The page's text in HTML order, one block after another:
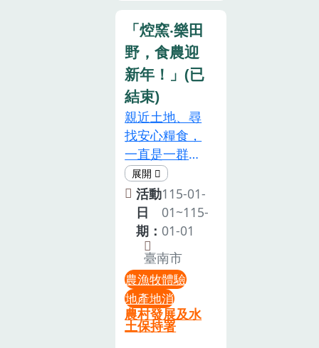
驗（含 1 斤山
藥）。一般
價： $650 (原
價 $800)6 歲
以下： $350
(含便當、
DIY、保險、
遊園車)3 歲以
下： $100 (含
保險及行政費)
備註：山藥秤
重超過 1 斤部
分，依現場時
價補差額（約
$180/斤）
五、 報名與匯
款須知• 報名
本人無法到達
採收，主辦可
接受股東指定
代理人現場採
收（需於開園
前3日告知並
提醒代理人攜
帶身分證件，
供現場確
認），但不得
更換田區及採
收時間；若仍
無法參與採
收，則視同放
棄。➎ 園區將
劃分地塊，如
經發現採拔他
好您的相機、
您的胃、和您
的親子同樂的
心了嗎？童年
回憶殺！懷舊
焢窯「窯」身
一變，霸氣回
歸！停辦了好
幾年，多少人
在敲碗等待？
今年，我們正
式宣佈：【金
陵焢窯區】解
封啦！不再只
是賞花，更是
動手玩泥巴！
帶著孩子親手
堆疊窯土，親
「焢窯‧樂田
野，食農迎
新年！」(已
結束)
親近土地、尋
找安心糧食，
一直是一群農
夫/將軍山農
場的成立以來
的經營理念，
因此也努力想
像串連消費者
與生產者間的
互動與連結，
我們辦了許多
活動，讓消費
者親自到產地
活動
日
期：
115-01-
01~115-
01-01
臺南市
農漁牧體驗
地產地消
農村發展及水
土保持署